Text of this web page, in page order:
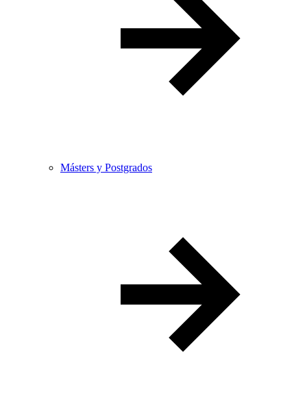
Másters y Postgrados